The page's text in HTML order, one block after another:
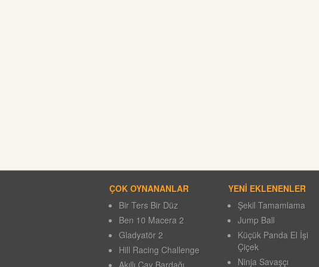
ÇOK OYNANANLAR
Bir Ters Bir Düz
Ben 10 Macera 2
Gladyatör 2
Hill Racing Challenge
Akıllı Çay Bardağı
YENİ EKLENENLER
Şekil Tamamlama
Jump Ball
Küçük Panda El İşi
Çiçek
Ninja Savaşçı